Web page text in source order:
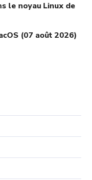
le noyau Linux de
(07 août 2026)